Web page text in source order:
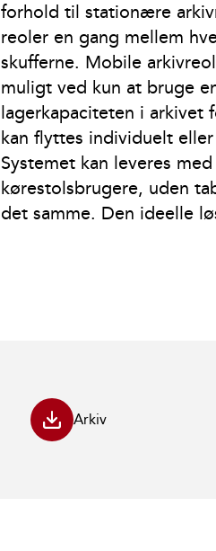
forhold til stationære
reoler en gang mellem
skufferne. Mobile
muligt ved kun at bruge
lagerkapaciteten i arkivet
kan flyttes individuelt
Systemet kan leveres
kørestolsbrugere, uden
det samme. Den ideelle
Arkiv